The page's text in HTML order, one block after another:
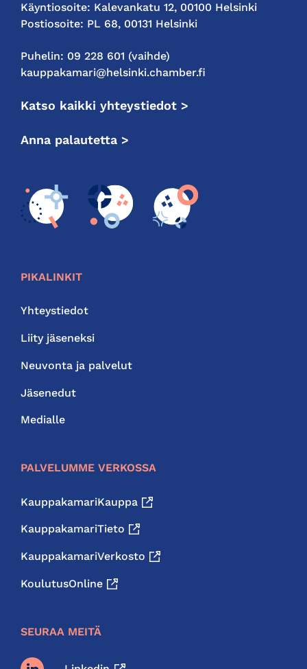
Käyntiosoite: Kalevankatu 12, 00100 Helsinki
Postiosoite: PL 68, 00131 Helsinki
Puhelin: 09 228 601 (vaihde)
kauppakamari@helsinki.chamber.fi
Katso kaikki yhteystiedot >
Anna palautetta >
PIKALINKIT
Yhteystiedot
Liity jäseneksi
Neuvonta ja palvelut
Jäsenedut
Medialle
PALVELUMME VERKOSSA
KauppakamariKauppa
KauppakamariTieto
KauppakamariVerkosto
KoulutusOnline
SEURAA MEITÄ